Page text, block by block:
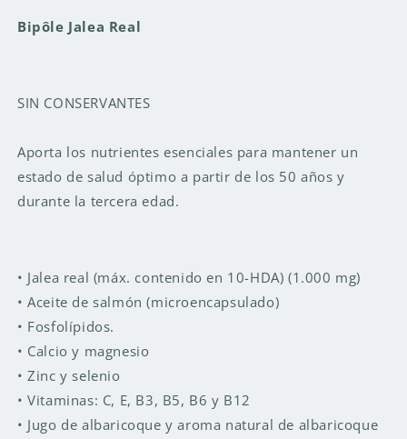
50
50
Bipôle Jalea Real
SIN CONSERVANTES
Aporta los nutrientes esenciales para mantener un
estado de salud óptimo a partir de los 50 años y
durante la tercera edad.
• Jalea real (máx. contenido en 10-HDA) (1.000 mg)
• Aceite de salmón (microencapsulado)
• Fosfolípidos.
• Calcio y magnesio
• Zinc y selenio
• Vitaminas: C, E, B3, B5, B6 y B12
• Jugo de albaricoque y aroma natural de albaricoque